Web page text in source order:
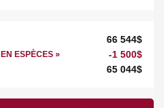
66 544$
ESPÈCES » -1 500$
65 044$